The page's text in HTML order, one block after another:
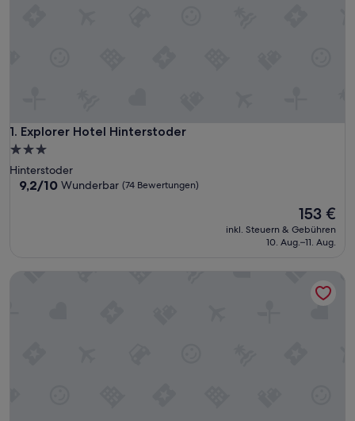
1. Explorer Hotel Hinterstoder
Explorer Hotel Hinterstoder
3.0-
Sterne-
Unterkunft
Hinterstoder
9.2
9,2/10 Wunderbar (74 Bewertungen)
Der
Preis
beträgt
153 €
inkl. Steuern & Gebühren
10. Aug.–11. Aug.